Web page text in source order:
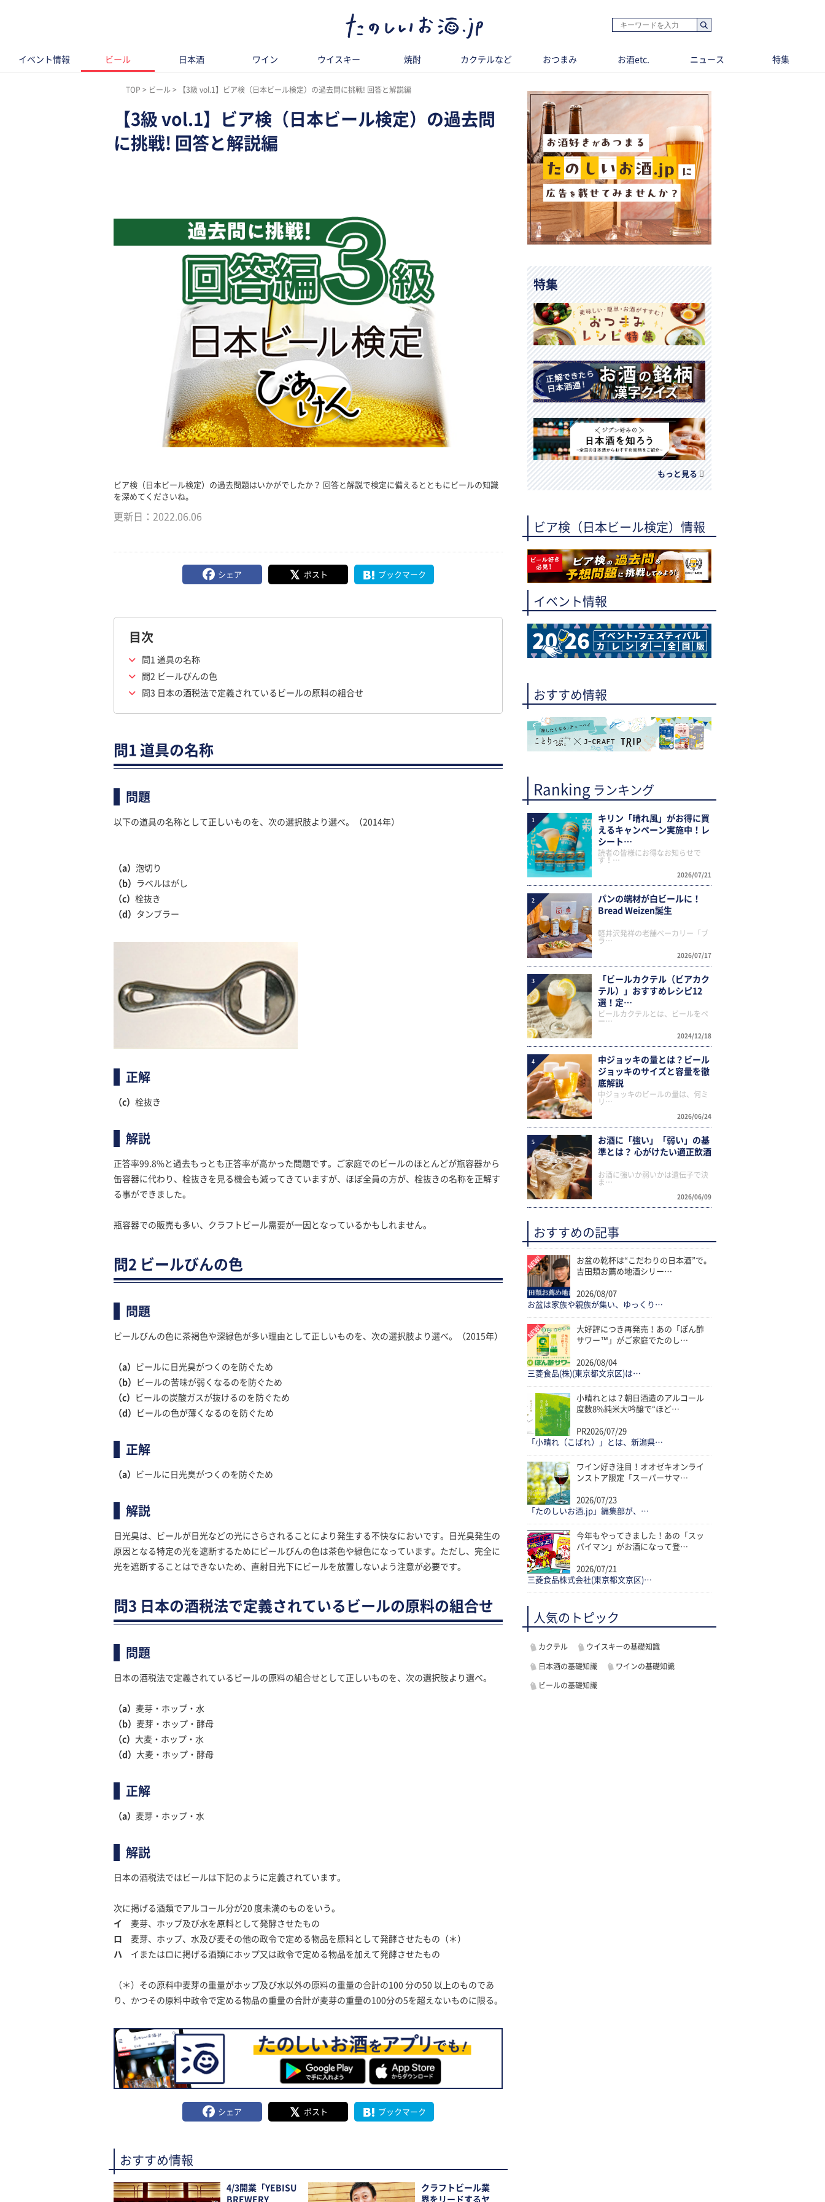
イベント情報 ビール 日本酒 ワイン ウイスキー 焼酎 カクテルなど おつまみ お酒etc. ニュース 特集
TOP ビール 【3級 vol.1】ビア検（日本ビール検定）の過去問に挑戦! 回答と解説編
【3級 vol.1】ビア検（日本ビール検定）の過去問
に挑戦! 回答と解説編
ビア検（日本ビール検定）の過去問題はいかがでしたか？ 回答と解説で検定に備えるとともにビールの知識
を深めてくださいね。
更新日： 2022.06.06
シェア ポスト ブックマーク
目次
問1 道具の名称
問2 ビールびんの色
問3 日本の酒税法で定義されているビールの原料の組合せ
問1 道具の名称
問題
以下の道具の名称として正しいものを、次の選択肢より選べ。（2014年）
（a） 泡切り
（b）
ラベルはがし
（c） 栓抜き
（d） タンブラー
正解
（c） 栓抜き
解説
正答率99.8%と過去もっとも正答率が高かった問題です。ご家庭でのビールのほとんどが瓶容器から
缶容器に代わり、栓抜きを見る機会も減ってきていますが、ほぼ全員の方が、栓抜きの名称を正解す
る事ができました。
瓶容器での販売も多い、クラフトビール需要が一因となっているかもしれません。
問2 ビールびんの色
問題
ビールびんの色に茶褐色や深緑色が多い理由として正しいものを、次の選択肢より選べ。（2015年）
（a）
ビールに日光臭がつくのを防ぐため
（b）
ビールの苦味が弱くなるのを防ぐため
（c）
ビールの炭酸ガスが抜けるのを防ぐため
（d）
ビールの色が薄くなるのを防ぐため
正解
（a） ビールに日光臭がつくのを防ぐため
解説
日光臭は、ビールが日光などの光にさらされることにより発生する不快なにおいです。日光臭発生の
原因となる特定の光を遮断するためにビールびんの色は茶色や緑色になっています。ただし、完全に
光を遮断することはできないため、直射日光下にビールを放置しないよう注意が必要です。
問3 日本の酒税法で定義されているビールの原料の組合せ
問題
日本の酒税法で定義されているビールの原料の組合せとして正しいものを、次の選択肢より選べ。
（a） 麦芽・ホップ・水
（b） 麦芽・ホップ・酵母
（c） 大麦・ホップ・水
（d） 大麦・ホップ・酵母
正解
（a） 麦芽・ホップ・水
解説
日本の酒税法ではビールは下記のように定義されています。
次に掲げる酒類でアルコール分が20 度未満のものをいう。
イ
麦芽、ホップ及び水を原料として発酵させたもの
ロ
麦芽、ホップ、水及び麦その他の政令で定める物品を原料として発酵させたもの（＊）
ハ イまたはロに掲げる酒類にホップ又は政令で定める物品を加えて発酵させたもの
（＊）その原料中麦芽の重量がホップ及び水以外の原料の重量の合計の100 分の50 以上のものであ
り、かつその原料中政令で定める物品の重量の合計が麦芽の重量の100分の5を超えないものに限る。
シェア ポスト ブックマーク
おすすめ情報
4/3開業「YEBISU
BREWERY
クラフトビール業
界をリードするヤ
特集
もっと見る
ビア検（日本ビール検定）情報
イベント情報
おすすめ情報
Ranking ランキング
1
キリン「晴れ風」がお得に買
えるキャンペーン実施中！レ
シート…
2026/07/21
読者の皆様にお得なお知らせで
す！…
2
パンの端材が白ビールに！
Bread Weizen誕生
2026/07/17
軽井沢発祥の老舗ベーカリー「ブ
ラ…
3
「ビールカクテル（ビアカク
テル）」おすすめレシピ12
選！定…
2024/12/18
ビールカクテルとは、ビールをベ
ー…
4
中ジョッキの量とは？ビール
ジョッキのサイズと容量を徹
底解説
2026/06/24
中ジョッキのビールの量は、何ミ
リ…
5
お酒に「強い」「弱い」の基
準とは？ 心がけたい適正飲酒
2026/06/09
お酒に強いか弱いかは遺伝子で決
ま…
おすすめの記事
お盆の乾杯は“こだわりの日本酒”で。
吉田類お薦め地酒シリー…
2026/08/07
お盆は家族や親族が集い、ゆっくり…
大好評につき再発売！あの「ぽん酢
サワー™」がご家庭でたのし…
2026/08/04
三菱食品(株)(東京都文京区)は…
小晴れとは？朝日酒造のアルコール
度数8%純米大吟醸で“ほど…
PR2026/07/29
「小晴れ（こばれ）」とは、新潟県…
ワイン好き注目！オオゼキオンライ
ンストア限定「スーパーサマ…
2026/07/23
「たのしいお酒.jp」編集部が、…
今年もやってきました！あの「スッ
パイマン」がお酒になって登…
2026/07/21
三菱食品株式会社(東京都文京区)…
人気のトピック
カクテル ウイスキーの基礎知識
日本酒の基礎知識 ワインの基礎知識
ビールの基礎知識